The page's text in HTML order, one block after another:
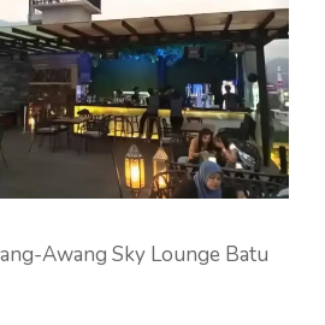
Awang Sky Lounge Batu